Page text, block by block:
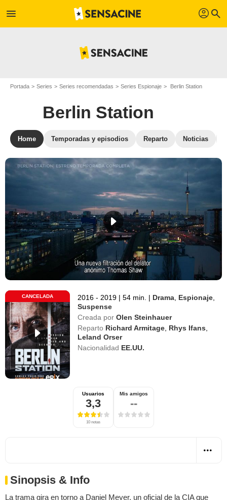
menu profil search
Portada Series Series recomendadas Series Espionaje Berlin Station
Berlin Station
Home Temporadas y episodios Reparto Noticias
CANCELADA 2016 - 2019 | 54 min. | Drama Espionaje
Suspense
Creada por Olen Steinhauer
Reparto Richard Armitage Rhys Ifans
Leland Orser
Nacionalidad EE.UU.
Usuarios
3,3
10 notas
Mis amigos
--
Sinopsis & Info
La trama gira en torno a Daniel Meyer, un oficial de la CIA que